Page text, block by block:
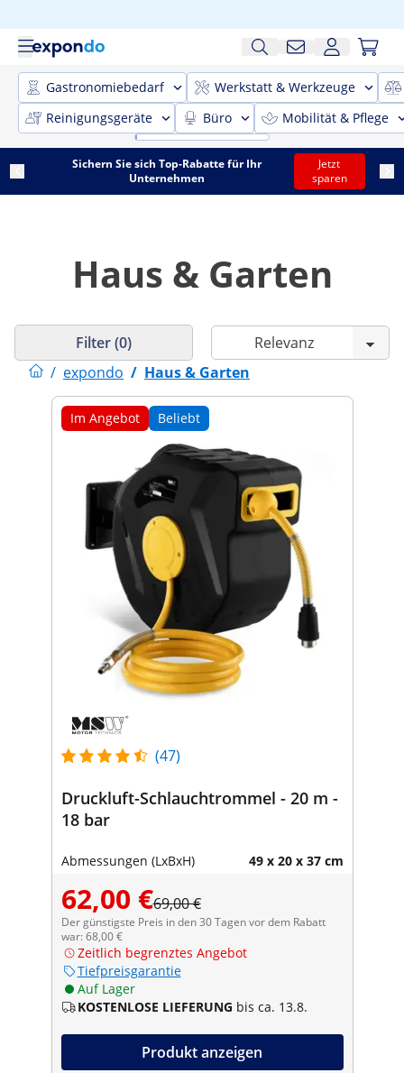
Gastronomiebedarf
Werkstatt & Werkzeuge
Reinigungsgeräte
Büro Mobilität & Pflege
Sichern Sie sich Top-Rabatte für Ihr
Unternehmen
Jetzt
sparen
Haus & Garten
/ expondo / Haus & Garten
Filter (0)
Im Angebot Beliebt
(47)
Druckluft-Schlauchtrommel - 20 m -
18 bar
Abmessungen (LxBxH) 49 x 20 x 37 cm
62,00 €69,00 €
Der günstigste Preis in den 30 Tagen vor dem Rabatt
war: 68,00 €
Zeitlich begrenztes Angebot
Tiefpreisgarantie
Auf Lager
KOSTENLOSE LIEFERUNG bis ca. 13.8.
Produkt anzeigen